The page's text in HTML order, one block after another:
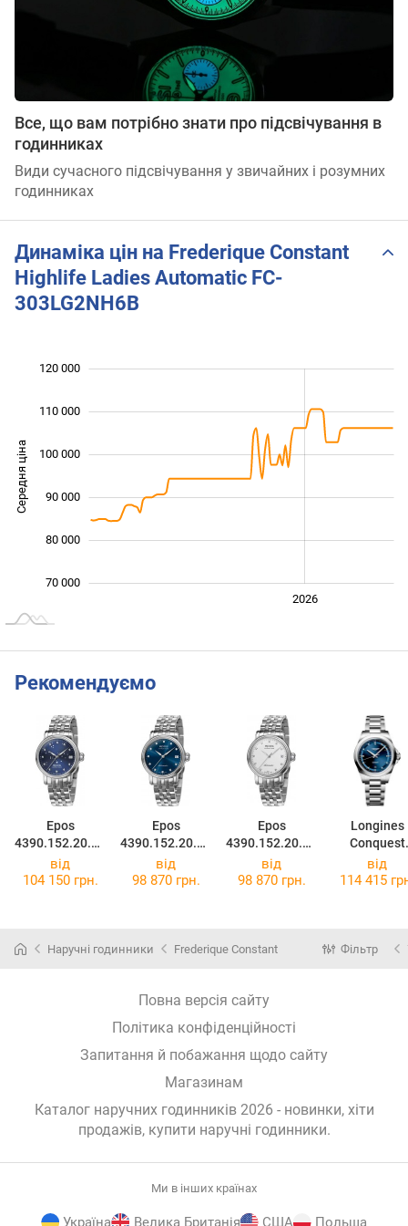
Все, що вам потрібно знати про підсвічування в
годинниках
Види сучасного підсвічування у звичайних і розумних
годинниках
Динаміка цін на Frederique Constant
Highlife Ladies Automatic FC-
303LG2NH6B
Середня ціна
70 000
80 000
90 000
100 000
110 000
120 000
2026
Рекомендуємо
Epos
4390.152.20.96
.30
Epos
4390.152.20.86
.30
Epos
4390.152.20.88
.30
Longines
Conquest
від
104 150 грн.
від
98 870 грн.
від
98 870 грн.
від
114 415
Наручні годинники Frederique Constant Фільтр
Повна версія сайту
Політика конфіденційності
Запитання й побажання щодо сайту
Магазинам
Каталог наручних годинників 2026 - новинки, хіти
продажів, купити наручні годинники.
Ми в інших країнах
Україна Велика Британія США Польща